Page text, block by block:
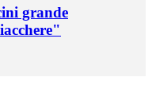
grande